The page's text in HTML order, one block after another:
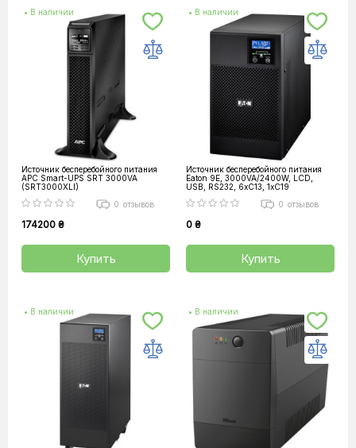
• В наличии
Источник бесперебойного питания
APC Smart-UPS SRT 3000VA
(SRT3000XLI)
0 отзывов
174200 ₴
Купить
• В наличии
Источник бесперебойного питания
Eaton 9E, 3000VA/2400W, LCD,
USB, RS232, 6xC13, 1xC19
0 отзывов
0 ₴
Купить
• В наличии • В наличии